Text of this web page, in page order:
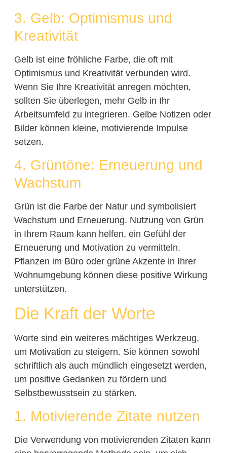
3. Gelb: Optimismus und
Kreativität
Gelb ist eine fröhliche Farbe, die oft mit
Optimismus und Kreativität verbunden wird.
Wenn Sie Ihre Kreativität anregen möchten,
sollten Sie überlegen, mehr Gelb in Ihr
Arbeitsumfeld zu integrieren. Gelbe Notizen oder
Bilder können kleine, motivierende Impulse
setzen.
4. Grüntöne: Erneuerung und
Wachstum
Grün ist die Farbe der Natur und symbolisiert
Wachstum und Erneuerung. Nutzung von Grün
in Ihrem Raum kann helfen, ein Gefühl der
Erneuerung und Motivation zu vermitteln.
Pflanzen im Büro oder grüne Akzente in Ihrer
Wohnumgebung können diese positive Wirkung
unterstützen.
Die Kraft der Worte
Worte sind ein weiteres mächtiges Werkzeug,
um Motivation zu steigern. Sie können sowohl
schriftlich als auch mündlich eingesetzt werden,
um positive Gedanken zu fördern und
Selbstbewusstsein zu stärken.
1. Motivierende Zitate nutzen
Die Verwendung von motivierenden Zitaten kann